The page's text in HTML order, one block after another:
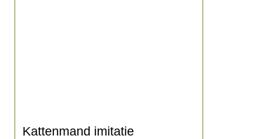
Kattenmand imitatie